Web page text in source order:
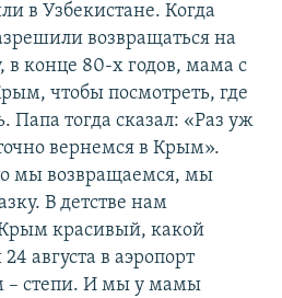
в Узбекистане. Когда
возвращаться на
в конце 80-х годов, мама с
чтобы посмотреть, где
Папа тогда сказал: «Раз уж
вернемся в Крым».
мы возвращаемся, мы
В детстве нам
красивый, какой
августа в аэропорт
– степи. И мы у мамы